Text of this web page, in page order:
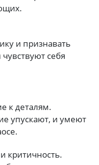
и признавать
себя
к деталям.
упускают, и умеют
критичность.